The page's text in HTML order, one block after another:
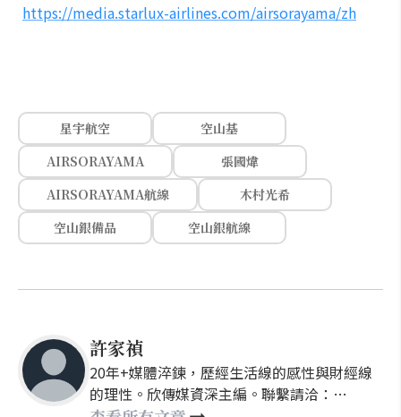
https://media.starlux-airlines.com/airsorayama/zh
星宇航空
空山基
AIRSORAYAMA
張國煒
AIRSORAYAMA航線
木村光希
空山銀備品
空山銀航線
許家禎
20年+媒體淬鍊，歷經生活線的感性與財經線
的理性。欣傳媒資深主編。聯繫請洽：